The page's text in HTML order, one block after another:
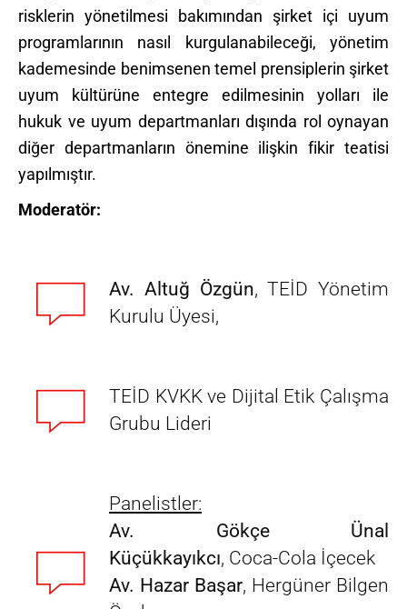
risklerin yönetilmesi bakımından şirket içi uyum
programlarının nasıl kurgulanabileceği, yönetim
kademesinde benimsenen temel prensiplerin şirket
uyum kültürüne entegre edilmesinin yolları ile
hukuk ve uyum departmanları dışında rol oynayan
diğer departmanların önemine ilişkin fikir teatisi
yapılmıştır.
Moderatör:
Av. Altuğ Özgün, TEİD Yönetim
Kurulu Üyesi,
TEİD KVKK ve Dijital Etik Çalışma
Grubu Lideri
Panelistler:
Av. Gökçe Ünal
Küçükkayıkcı, Coca-Cola İçecek
Av. Hazar Başar, Hergüner Bilgen